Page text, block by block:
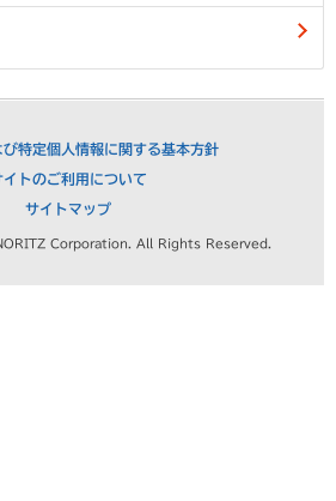
特定個人情報に関する基本方針
イトのご利用について
サイトマップ
Corporation. All Rights Reserved.